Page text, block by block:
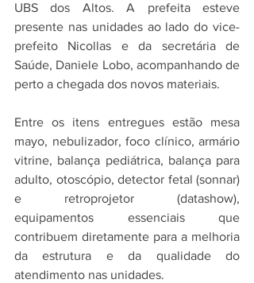
UBS dos Altos. A prefeita esteve
presente nas unidades ao lado do vice-
prefeito Nicollas e da secretária de
Saúde, Daniele Lobo, acompanhando de
perto a chegada dos novos materiais.
Entre os itens entregues estão mesa
mayo, nebulizador, foco clínico, armário
vitrine, balança pediátrica, balança para
adulto, otoscópio, detector fetal (sonnar)
e retroprojetor (datashow),
equipamentos essenciais que
contribuem diretamente para a melhoria
da estrutura e da qualidade do
atendimento nas unidades.